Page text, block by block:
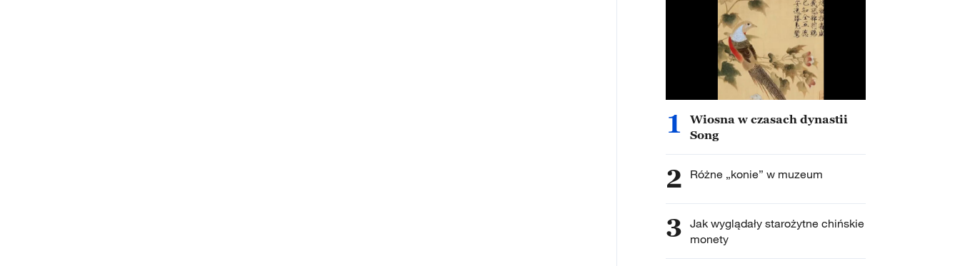
1
Wiosna w czasach dynastii
Song
2 Różne „konie” w muzeum
3 Jak wyglądały starożytne chińskie
monety